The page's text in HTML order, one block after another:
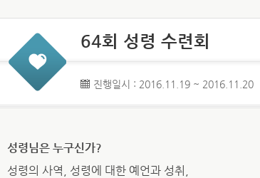
64회 성령 수련회
진행일시 : 2016.11.19 ~ 2016.11.20
성령님은 누구신가?
성령의 사역, 성령에 대한 예언과 성취,